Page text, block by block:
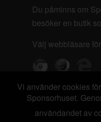
Du påminns om
besöker en butik
Välj webbläsare
Vi använder cookies
Sponsorhuset.
användandet av